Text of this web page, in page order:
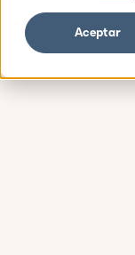
Aceptar